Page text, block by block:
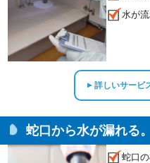
水が
▲詳しいサービ
蛇口から水が漏れる。
蛇口